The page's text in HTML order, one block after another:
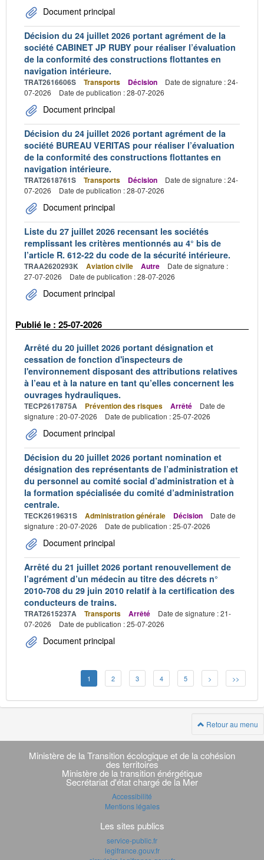
Document principal
Décision du 24 juillet 2026 portant agrément de la
société CABINET JP RUBY pour réaliser l’évaluation
de la conformité des constructions flottantes en
navigation intérieure.
TRAT2616606S Transports Décision
Date de signature : 24-
07-2026
Date de publication : 28-07-2026
Document principal
Décision du 24 juillet 2026 portant agrément de la
société BUREAU VERITAS pour réaliser l’évaluation
de la conformité des constructions flottantes en
navigation intérieure.
TRAT2618761S Transports Décision
Date de signature : 24-
07-2026
Date de publication : 28-07-2026
Document principal
Liste du 27 juillet 2026 recensant les sociétés
remplissant les critères mentionnés au 4° bis de
l’article R. 612-22 du code de la sécurité intérieure.
TRAA2620293K Aviation civile Autre
Date de signature :
27-07-2026
Date de publication : 28-07-2026
Document principal
Publié le : 25-07-2026
Arrêté du 20 juillet 2026 portant désignation et
cessation de fonction d'inspecteurs de
l'environnement disposant des attributions relatives
à l’eau et à la nature en tant qu’elles concernent les
ouvrages hydrauliques.
TECP2617875A Prévention des risques Arrêté
Date de
signature : 20-07-2026
Date de publication : 25-07-2026
Document principal
Décision du 20 juillet 2026 portant nomination et
désignation des représentants de l’administration et
du personnel au comité social d’administration et à
la formation spécialisée du comité d’administration
centrale.
TECK2619631S Administration générale Décision
Date de
signature : 20-07-2026
Date de publication : 25-07-2026
Document principal
Arrêté du 21 juillet 2026 portant renouvellement de
l’agrément d’un médecin au titre des décrets n°
2010-708 du 29 juin 2010 relatif à la certification des
conducteurs de trains.
TRAT2615237A Transports Arrêté
Date de signature : 21-
07-2026
Date de publication : 25-07-2026
Document principal
1 2 3 4 5 > >>
Retour au menu
Navigation
transverse
Ministère de la Transition écologique et de la cohésion
des territoires
Ministère de la transition énérgétique
Secrétariat d'état chargé de la Mer
Accessibilité
Mentions légales
Les sites publics
service-public.fr
legifrance.gouv.fr